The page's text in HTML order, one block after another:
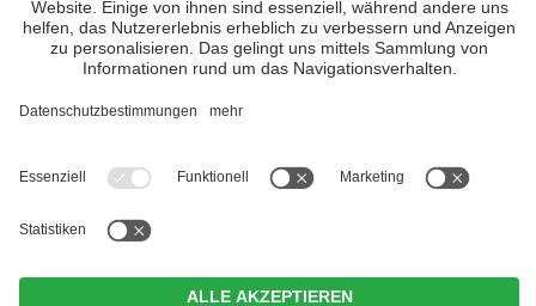
INFO: Enorm ist das Freizeitangebot im winterlichen Hochpustertal, der
Dolomitenregion 3 Zinnen: Skifahren, Langlaufen, Rodeln, Skitouren,
Trotz genauer Arbeit und ständigem Aktualisieren der Inhalte, können Fehler
auftreten. Wir übernehmen keine Gewähr für die Richtigkeit und Vollständigkeit
Informieren Sie sich sicherheitshalber nochmals beim Veranstalter vor Ort über